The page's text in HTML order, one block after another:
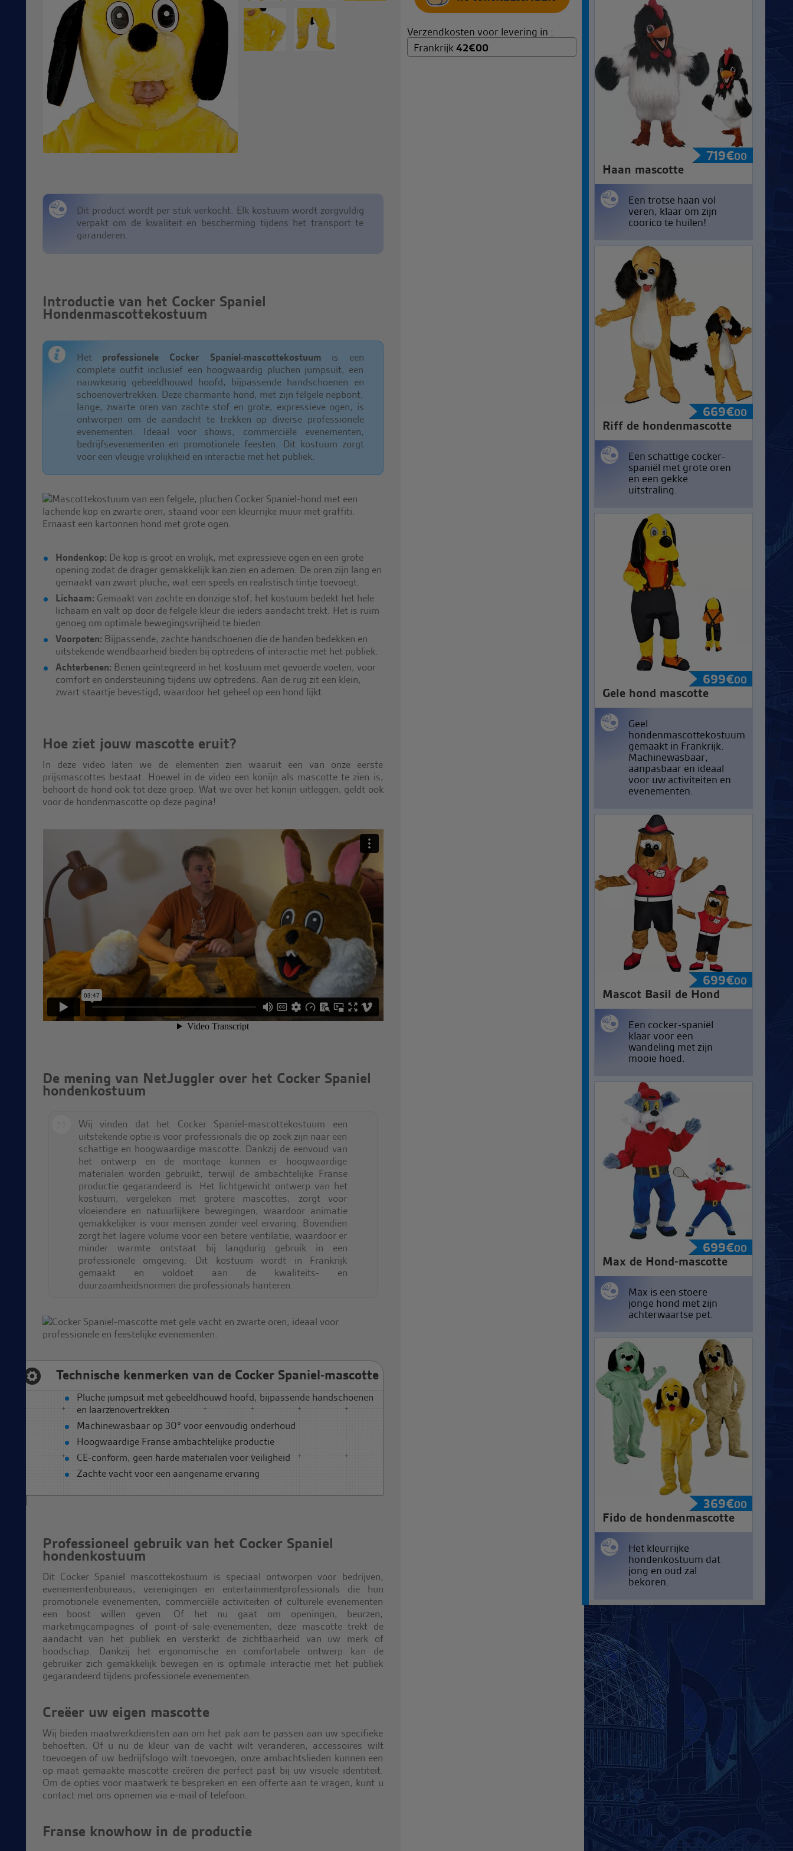
Verzendkosten voor levering in :
Frankrijk42€00
Dit product wordt per stuk verkocht. Elk kostuum wordt zorgvuldig
verpakt om de kwaliteit en bescherming tijdens het transport te
garanderen.
Introductie van het Cocker Spaniel
Hondenmascottekostuum
Het professionele Cocker Spaniel-mascottekostuum is een
complete outfit inclusief een hoogwaardig pluchen jumpsuit, een
nauwkeurig gebeeldhouwd hoofd, bijpassende handschoenen en
schoenovertrekken. Deze charmante hond, met zijn felgele nepbont,
lange, zwarte oren van zachte stof en grote, expressieve ogen, is
ontworpen om de aandacht te trekken op diverse professionele
evenementen. Ideaal voor shows, commerciële evenementen,
bedrijfsevenementen en promotionele feesten. Dit kostuum zorgt
voor een vleugje vrolijkheid en interactie met het publiek.
Hondenkop: De kop is groot en vrolijk, met expressieve ogen en een grote
opening zodat de drager gemakkelijk kan zien en ademen. De oren zijn lang en
gemaakt van zwart pluche, wat een speels en realistisch tintje toevoegt.
Lichaam: Gemaakt van zachte en donzige stof, het kostuum bedekt het hele
lichaam en valt op door de felgele kleur die ieders aandacht trekt. Het is ruim
genoeg om optimale bewegingsvrijheid te bieden.
Voorpoten: Bijpassende, zachte handschoenen die de handen bedekken en
uitstekende wendbaarheid bieden bij optredens of interactie met het publiek.
Achterbenen: Benen geïntegreerd in het kostuum met gevoerde voeten, voor
comfort en ondersteuning tijdens uw optredens. Aan de rug zit een klein,
zwart staartje bevestigd, waardoor het geheel op een hond lijkt.
Hoe ziet jouw mascotte eruit?
In deze video laten we de elementen zien waaruit een van onze eerste
prijsmascottes bestaat. Hoewel in de video een konijn als mascotte te zien is,
behoort de hond ook tot deze groep. Wat we over het konijn uitleggen, geldt ook
voor de hondenmascotte op deze pagina!
De mening van NetJuggler over het Cocker Spaniel
hondenkostuum
Wij vinden dat het Cocker Spaniel-mascottekostuum een
uitstekende optie is voor professionals die op zoek zijn naar een
schattige en hoogwaardige mascotte. Dankzij de eenvoud van
het ontwerp en de montage kunnen er hoogwaardige
materialen worden gebruikt, terwijl de ambachtelijke Franse
productie gegarandeerd is. Het lichtgewicht ontwerp van het
kostuum, vergeleken met grotere mascottes, zorgt voor
vloeiendere en natuurlijkere bewegingen, waardoor animatie
gemakkelijker is voor mensen zonder veel ervaring. Bovendien
zorgt het lagere volume voor een betere ventilatie, waardoor er
minder warmte ontstaat bij langdurig gebruik in een
professionele omgeving. Dit kostuum wordt in Frankrijk
gemaakt en voldoet aan de kwaliteits- en
duurzaamheidsnormen die professionals hanteren.
Technische kenmerken van de Cocker Spaniel-mascotte
Pluche jumpsuit met gebeeldhouwd hoofd, bijpassende handschoenen
en laarzenovertrekken
Machinewasbaar op 30° voor eenvoudig onderhoud
Hoogwaardige Franse ambachtelijke productie
CE-conform, geen harde materialen voor veiligheid
Zachte vacht voor een aangename ervaring
Professioneel gebruik van het Cocker Spaniel
hondenkostuum
Dit Cocker Spaniel mascottekostuum is speciaal ontworpen voor bedrijven,
evenementenbureaus, verenigingen en entertainmentprofessionals die hun
promotionele evenementen, commerciële activiteiten of culturele evenementen
een boost willen geven. Of het nu gaat om openingen, beurzen,
marketingcampagnes of point-of-sale-evenementen, deze mascotte trekt de
aandacht van het publiek en versterkt de zichtbaarheid van uw merk of
boodschap. Dankzij het ergonomische en comfortabele ontwerp kan de
gebruiker zich gemakkelijk bewegen en is optimale interactie met het publiek
gegarandeerd tijdens professionele evenementen.
Creëer uw eigen mascotte
Wij bieden maatwerkdiensten aan om het pak aan te passen aan uw specifieke
behoeften. Of u nu de kleur van de vacht wilt veranderen, accessoires wilt
toevoegen of uw bedrijfslogo wilt toevoegen, onze ambachtslieden kunnen een
op maat gemaakte mascotte creëren die perfect past bij uw visuele identiteit.
Om de opties voor maatwerk te bespreken en een offerte aan te vragen, kunt u
contact met ons opnemen via e-mail of telefoon.
Franse knowhow in de productie
719€00
Haan mascotte
Een trotse haan vol
veren, klaar om zijn
coorico te huilen!
669€00
Riff de hondenmascotte
Een schattige cocker-
spaniël met grote oren
en een gekke
uitstraling.
699€00
Gele hond mascotte
Geel
hondenmascottekostuum
gemaakt in Frankrijk.
Machinewasbaar,
aanpasbaar en ideaal
voor uw activiteiten en
evenementen.
699€00
Mascot Basil de Hond
Een cocker-spaniël
klaar voor een
wandeling met zijn
mooie hoed.
699€00
Max de Hond-mascotte
Max is een stoere
jonge hond met zijn
achterwaartse pet.
369€00
Fido de hondenmascotte
Het kleurrijke
hondenkostuum dat
jong en oud zal
bekoren.